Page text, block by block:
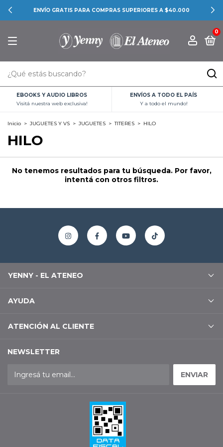
ENVÍO GRATIS PARA COMPRAS SUPERIORES A $40.000
0
EBOOKS Y AUDIO LIBROS
Visitá nuestra web exclusiva!
ENVÍOS A TODO EL PAÍS
Y a todo el mundo!
Inicio > JUGUETES Y VS > JUGUETES > TITERES > HILO
HILO
No tenemos resultados para tu búsqueda. Por favor,
intentá con otros filtros.
YENNY - EL ATENEO
AYUDA
ATENCIÓN AL CLIENTE
NEWSLETTER